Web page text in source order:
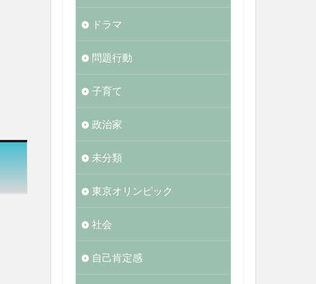
ドラマ
問題行動
子育て
政治家
未分類
東京オリンピック
社会
自己肯定感